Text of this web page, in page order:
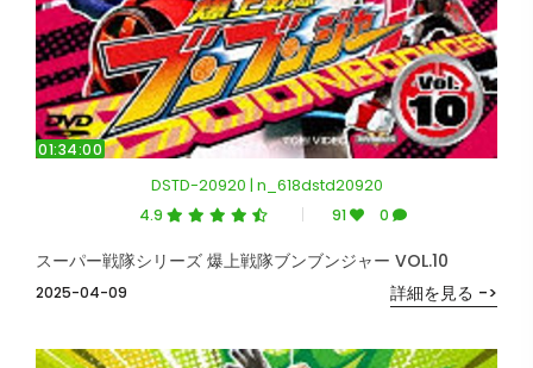
01:34:00
DSTD-20920 | n_618dstd20920
4.9 91 0
2025-04-09
スーパー戦隊シリーズ 爆上戦隊ブンブンジャー VOL.10
詳細を見る ->